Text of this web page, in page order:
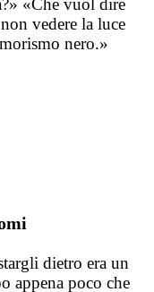
«Che vuol dire
vedere la luce
nero.»
dietro era un
appena poco che